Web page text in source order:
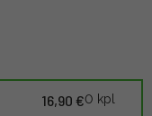
16,90 €0 kpl